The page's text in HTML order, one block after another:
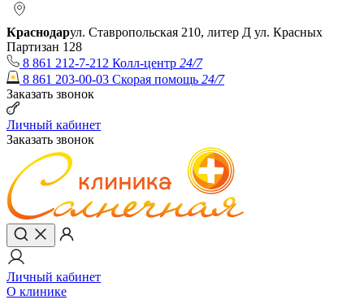
Краснодарул. Ставропольская 210, литер Д ул. Красных
Партизан 128
8 861 212-7-212 Колл-центр 24/7
8 861 203-00-03 Скорая помощь 24/7
Заказать звонок
Личный кабинет
Заказать звонок
Личный кабинет
О клинике